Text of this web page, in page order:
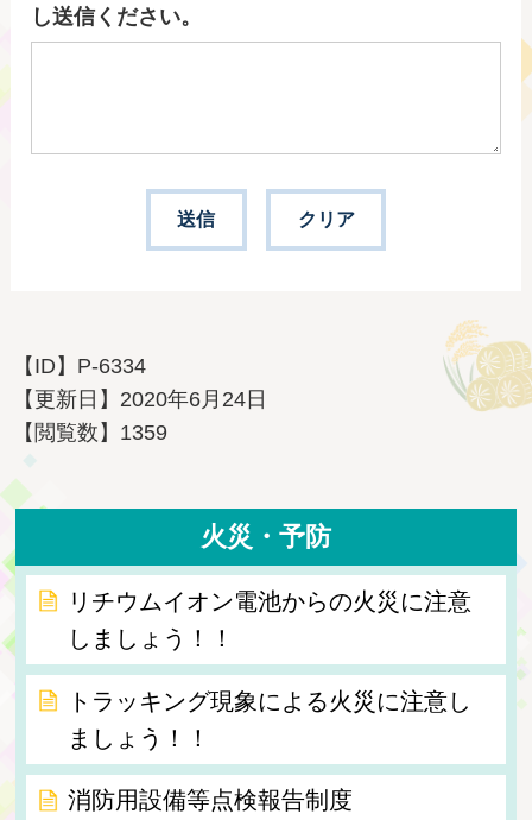
し送信ください。
【ID】 P-6334
【更新日】 2020年6月24日
【閲覧数】 1359
火災・予防
リチウムイオン電池からの火災に注意
しましょう！！
トラッキング現象による火災に注意し
ましょう！！
消防用設備等点検報告制度